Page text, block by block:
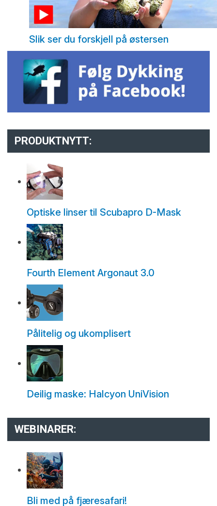
Slik ser du forskjell på østersen
PRODUKTNYTT:
Optiske linser til Scubapro D-Mask
Fourth Element Argonaut 3.0
Pålitelig og ukomplisert
Deilig maske: Halcyon UniVision
WEBINARER:
Bli med på fjæresafari!